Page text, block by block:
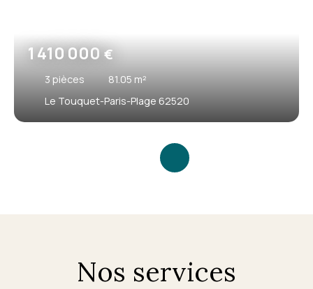
1 410 000€
3 pièces 81.05 m²
Le Touquet-Paris-Plage 62520
Nos services